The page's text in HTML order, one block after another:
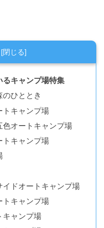
るキャンプ場特集
のひととき
トキャンプ場
色オートキャンプ場
トキャンプ場
ドオートキャンプ場
トキャンプ場
キャンプ場